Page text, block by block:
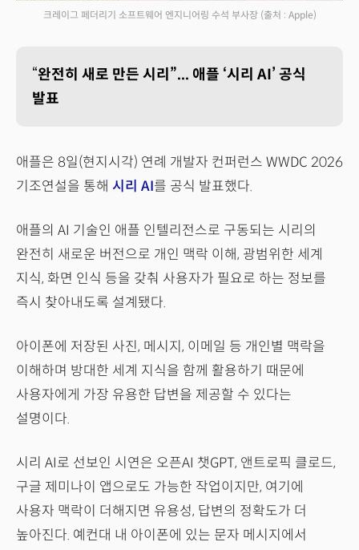
크레이그 페더리기 소프트웨어 엔지니어링 수석 부사장 (출처 : Apple)
“완전히 새로 만든 시리”... 애플 ‘시리 AI’ 공식
발표
애플은 8일(현지시각) 연례 개발자 컨퍼런스 WWDC 2026
기조연설을 통해 시리 AI를 공식 발표했다.
애플의 AI 기술인 애플 인텔리전스로 구동되는 시리의
완전히 새로운 버전으로 개인 맥락 이해, 광범위한 세계
지식, 화면 인식 등을 갖춰 사용자가 필요로 하는 정보를
즉시 찾아내도록 설계됐다.
아이폰에 저장된 사진, 메시지, 이메일 등 개인별 맥락을
이해하며 방대한 세계 지식을 함께 활용하기 때문에
사용자에게 가장 유용한 답변을 제공할 수 있다는
설명이다.
시리 AI로 선보인 시연은 오픈AI 챗GPT, 앤트로픽 클로드,
구글 제미나이 앱으로도 가능한 작업이지만, 여기에
사용자 맥락이 더해지면 유용성, 답변의 정확도가 더
높아진다. 예컨대 내 아이폰에 있는 문자 메시지에서